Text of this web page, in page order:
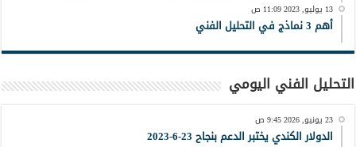
13 يوليو, 2023 11:09 ص
أهم 3 نماذج في التحليل الفني
التحليل الفني اليومي
23 يونيو, 2026 9:45 ص
الدولار الكندي يختبر الدعم بنجاح 23-6-2023